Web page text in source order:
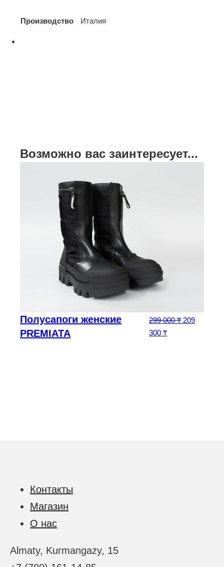
Производство Италия
Возможно вас заинтересует...
цена составляла 271 875 ₸.
190 312 ₸.
Полусапоги женские
PREMIATA
299 000₸ 209
300₸Текущая цена:
Контакты
Магазин
О нас
Almaty, Kurmangazy, 15